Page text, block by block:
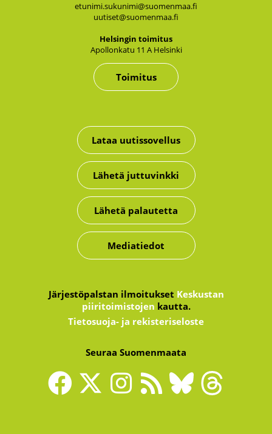
etunimi.sukunimi@suomenmaa.fi
uutiset@suomenmaa.fi
Hel­sin­gin toi­mi­tus
Apol­lon­ka­tu 11 A Hel­sin­ki
Toimitus
Lataa uutissovellus
Lähetä juttuvinkki
Lähetä palautetta
Mediatiedot
Järjestöpalstan ilmoitukset Keskustan
piiritoimistojen kautta.
Tietosuoja- ja rekisteriseloste
Seuraa Suomenmaata